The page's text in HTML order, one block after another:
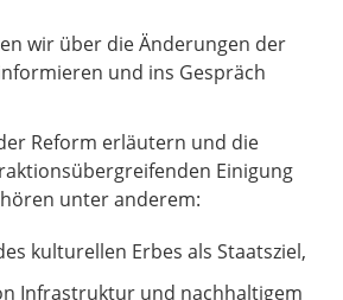
wir über die Änderungen der
und ins Gespräch
Reform erläutern und die
Einigung
unter anderem:
kulturellen Erbes als Staatsziel,
Infrastruktur und nachhaltigem